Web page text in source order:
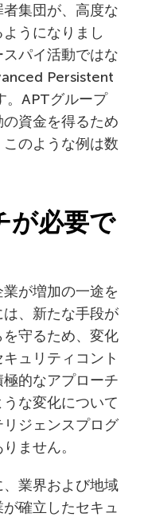
集団が、高度な
うになりまし
パイ活動ではな
Persistent
。APTグループ
資金を得るため
のような例は数
が必要で
が増加の一途を
、新たな手段が
守るため、変化
ュリティコント
的なアプローチ
な変化について
ジェンスプログ
ません。
業界および地域
確立したセキュ